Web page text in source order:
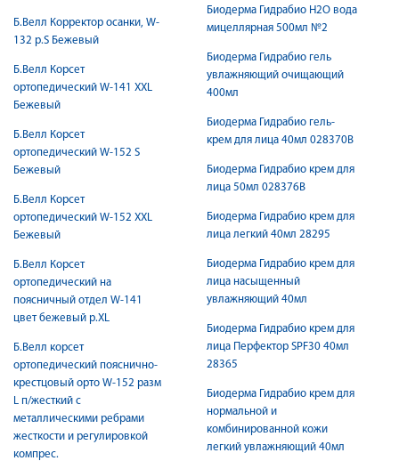
Б.Велл Корректор осанки, W-
132 р.S Бежевый
Б.Велл Корсет
ортопедический W-141 XXL
Бежевый
Б.Велл Корсет
ортопедический W-152 S
Бежевый
Б.Велл Корсет
ортопедический W-152 XXL
Бежевый
Б.Велл Корсет
ортопедический на
поясничный отдел W-141
цвет бежевый р.XL
Б.Велл корсет
ортопедический пояснично-
крестцовый орто W-152 разм
L п/жесткий с
металлическими ребрами
жесткости и регулировкой
компрес.
Биодерма Гидрабио H2O вода
мицеллярная 500мл №2
Биодерма Гидрабио гель
увлажняющий очищающий
400мл
Биодерма Гидрабио гель-
крем для лица 40мл 028370B
Биодерма Гидрабио крем для
лица 50мл 028376B
Биодерма Гидрабио крем для
лица легкий 40мл 28295
Биодерма Гидрабио крем для
лица насыщенный
увлажняющий 40мл
Биодерма Гидрабио крем для
лица Перфектор SPF30 40мл
28365
Биодерма Гидрабио крем для
нормальной и
комбинированной кожи
легкий увлажняющий 40мл